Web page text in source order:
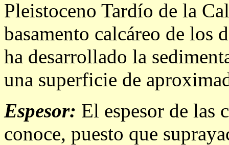
Pleistoceno Tardío de la
basamento calcáreo de los
ha desarrollado la
una superficie de
Espesor: El espesor de las
conoce, puesto que